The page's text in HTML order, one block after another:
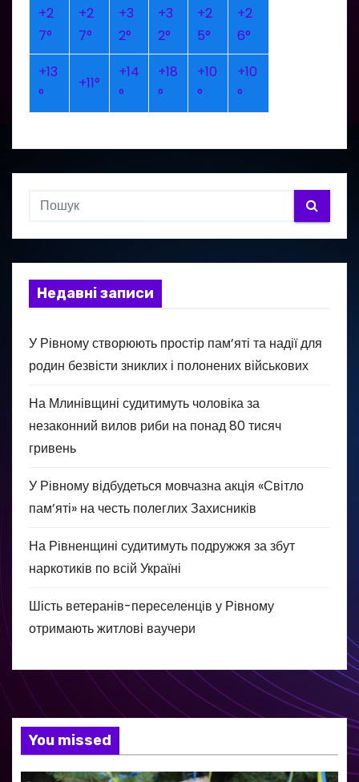
+2
7°
+2
7°
+3
2°
+3
2°
+2
5°
+2
6°
+13
°
+11°
+14
°
+18
°
+10
°
+10
°
Недавні записи
У Рівному створюють простір пам’яті та надії для
родин безвісти зниклих і полонених військових
На Млинівщині судитимуть чоловіка за
незаконний вилов риби на понад 80 тисяч
гривень
У Рівному відбудеться мовчазна акція «Світло
пам’яті» на честь полеглих Захисників
На Рівненщині судитимуть подружжя за збут
наркотиків по всій Україні
Шість ветеранів-переселенців у Рівному
отримають житлові ваучери
You missed